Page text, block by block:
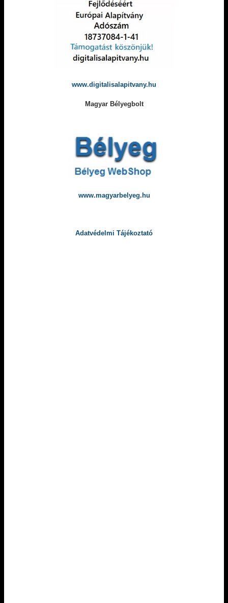
www.digitalisalapitvany.hu
Magyar Bélyegbolt
www.magyarbelyeg.hu
Adatvédelmi Tájékoztató